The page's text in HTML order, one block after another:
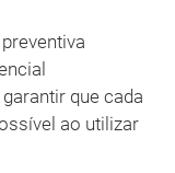
que cada
ao utilizar